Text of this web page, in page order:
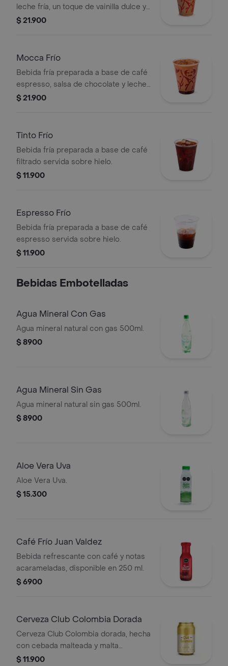
leche fría, un toque de vainilla dulce y
un leve sabor especiado de canela,
$ 21.900
Mocca Frío
Bebida fría preparada a base de café
espresso, salsa de chocolate y leche,
servida sobre hielo.
$ 21.900
Tinto Frío
Bebida fría preparada a base de café
filtrado servida sobre hielo.
$ 11.900
Espresso Frío
Bebida fría preparada a base de café
espresso servida sobre hielo.
$ 11.900
Bebidas Embotelladas
Agua Mineral Con Gas
Agua mineral natural con gas 500ml.
$ 8900
Agua Mineral Sin Gas
Agua mineral natural sin gas 500ml.
$ 8900
Aloe Vera Uva
Aloe Vera Uva.
$ 15.300
Café Frío Juan Valdez
Bebida refrescante con café y notas
acarameladas, disponible en 250 ml.
$ 6900
Cerveza Club Colombia Dorada
Cerveza Club Colombia dorada, hecha
con cebada malteada y malta
caramelo, en presentación de lata por
$ 11.900